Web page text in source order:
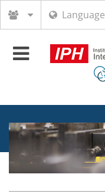
Language
Toggle
navigation